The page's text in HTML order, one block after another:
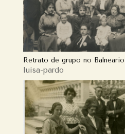
Retrato de grupo no
luisa-pardo